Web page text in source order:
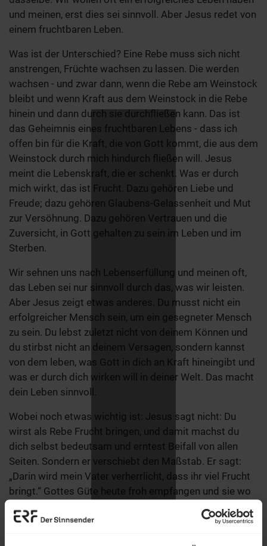
und meinen, erst dies sei sinnvoll. Aber Jesus redet von
einem fruchtbaren Leben.
Was ist der Unterschied? Eine Rebe muss sich nicht
anstrengen, Früchte wachsen zu lassen. Die werden
wachsen - und zwar dann, wenn die Rebe am Weinstock
bleibt und wenn Kraft aus dem Weinstock in die Rebe
hinein und dann durch sie durchfließen kann. Das ist
das Geheimnis eines fruchtbaren Lebens - dass ich
offen bin für die Kraft, die von Gott kommt, die aus dem
Weinstock durch mich hindurch fließen will. Jesus
meint die Lebenskraft, die er schenkt. Was er durch
mich wirkt, das ist Frucht. Dazu gehören Liebe und
Freude; dazu gehören Glaubens-Gelassenheit und Mut
zur Versöhnung. Dazu gehören Vertrauen und die
Zuversicht, in Gott gehalten zu sein im Leben und im
Sterben.
Wir sehnen uns nach Lebenserfüllung und meinen oft,
das Leben sei nur sinnvoll durch das, was wir leisten.
Aber Jesus zeigt etwas anderes. Du musst nicht ein
erfolgreicher Mensch sein, um ein gesegneter Mensch
zu sein. Du lebst zuletzt nicht von deinem Können und
du stirbst nicht an deinem Versagen, sondern kannst
von dem leben, was Gott in dich an Kraft hineingibt und
was er durch dich wirken will in deiner Welt. Das macht
dein Leben sinnvoll.
Wobei noch etwas wichtig ist: Jesus sagt nicht: Du
wirst als Rebe Frucht bringen, und damit machst du
dich selbst bedeutsam und erntest Beifall von allen
Seiten. Sondern er verschiebt den Maßstab. Er sagt:
„Darin wird mein Vater verherrlicht, dass ihr viel Frucht
bringt.“ Gottes Güte heute froh empfangen und sie wo
möglich weitergeben, und sei es nur in der stillen
Fürbitte für andere – das macht Gott groß und auch